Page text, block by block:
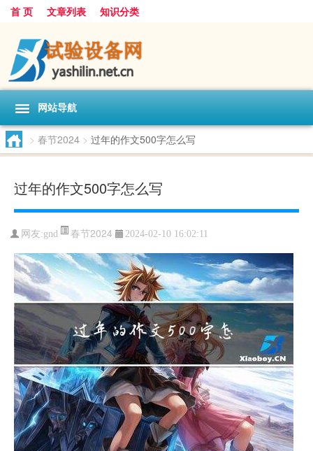
首 页 文章列表 知识分类
网站导航
> 春节2024 > 过年的作文500字怎么写
过年的作文500字怎么写
网友:gnd 春节2024 2024-02-10 16:02:11